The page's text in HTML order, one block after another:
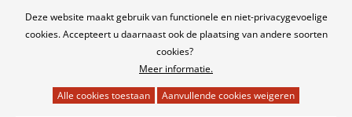
Cookies
Deze website maakt gebruik van functionele en niet-privacygevoelige
cookies. Accepteert u daarnaast ook de plaatsing van andere soorten
cookies?
Meer informatie.